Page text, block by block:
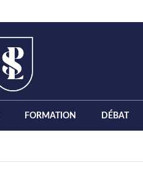
FORMATION DÉBAT